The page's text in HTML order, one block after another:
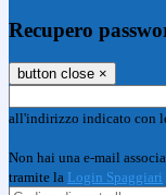
Recupero
button close ×
all'indirizzo indicato con
Non hai una e-mail
tramite la Login Spaggiari